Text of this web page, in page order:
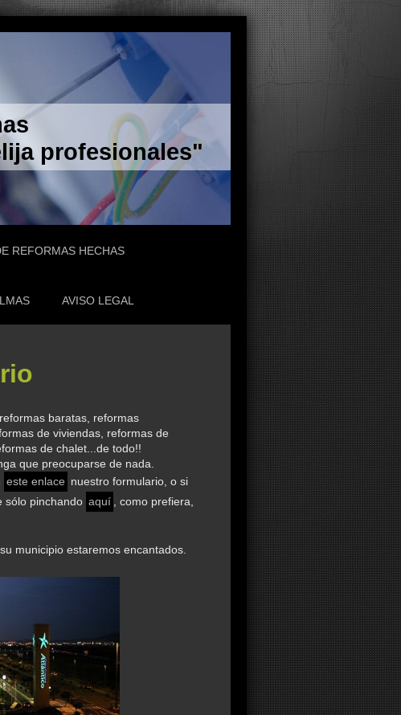
profesionales"
REFORMAS HECHAS
AVISO LEGAL
baratas, reformas
de viviendas, reformas de
de chalet...de todo!!
que preocuparse de nada.
este enlace nuestro formulario, o si
sólo pinchando aquí
, como prefiera,
municipio estaremos encantados.